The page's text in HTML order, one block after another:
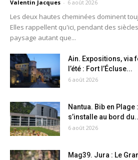
Valentin Jacques - 6 août 2026
Les deux hautes cheminées dominent
Elles rappellent qu'ici, pendant des
paysage autant que...
Ain. Expositions, via
l’été : Fort l’Écluse...
6 août 2026
Nantua. Bib en
s’installe au bord
6 août 2026
Mag39. Jura : Le